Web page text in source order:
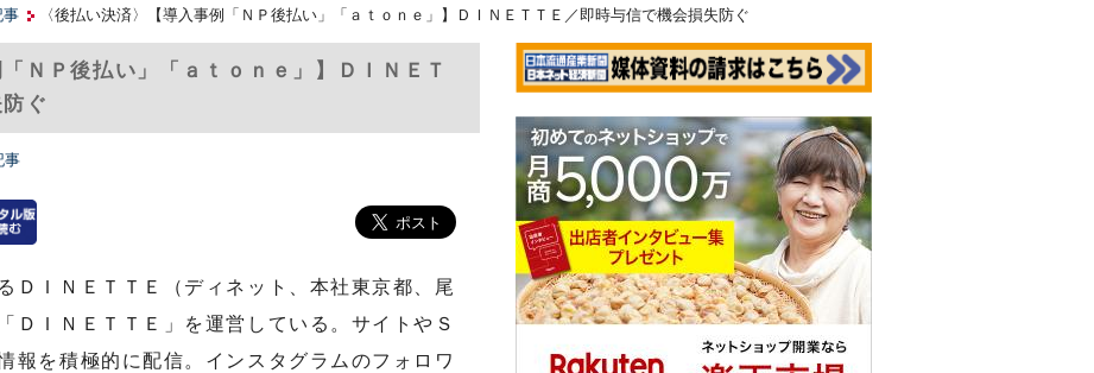
事 〈後払い決済〉【導入事例「ＮＰ後払い」「ａｔｏｎｅ」】ＤＩＮＥＴＴＥ／即時与信で機会損失防ぐ
ＮＰ後払い」「ａｔｏｎｅ」】ＤＩＮＥＴ
ぐ
事
ＤＩＮＥＴＴＥ（ディネット、本社東京都、尾
ＤＩＮＥＴＴＥ」を運営している。サイトやＳ
報を積極的に配信。インスタグラムのフォロワ